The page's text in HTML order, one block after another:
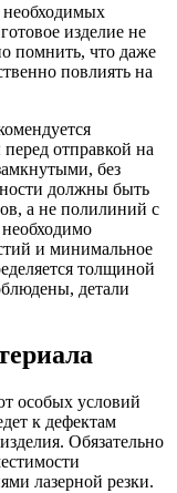
необходимых
изделие не
помнить, что даже
повлиять на
отправкой на
без
должны быть
а не полилиний с
и минимальное
толщиной
детали
особых условий
к дефектам
Обязательно
лазерной резки.